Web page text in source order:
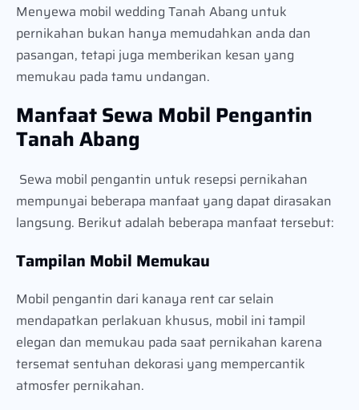
Menyewa mobil wedding Tanah Abang untuk
pernikahan bukan hanya memudahkan anda dan
pasangan, tetapi juga memberikan kesan yang
memukau pada tamu undangan.
Manfaat Sewa Mobil Pengantin
Tanah Abang
Sewa mobil pengantin untuk resepsi pernikahan
mempunyai beberapa manfaat yang dapat dirasakan
langsung. Berikut adalah beberapa manfaat tersebut:
Tampilan Mobil Memukau
Mobil pengantin dari kanaya rent car selain
mendapatkan perlakuan khusus, mobil ini tampil
elegan dan memukau pada saat pernikahan karena
tersemat sentuhan dekorasi yang mempercantik
atmosfer pernikahan.